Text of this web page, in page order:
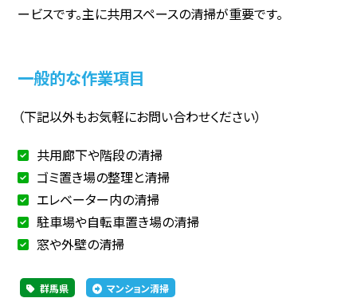
ービスです。主に共用スペースの清掃が重要です。
一般的な作業項目
（下記以外もお気軽にお問い合わせください）
共用廊下や階段の清掃
ゴミ置き場の整理と清掃
エレベーター内の清掃
駐車場や自転車置き場の清掃
窓や外壁の清掃
群馬県 マンション清掃